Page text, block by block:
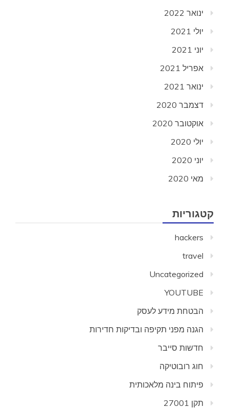
ינואר 2022
יולי 2021
יוני 2021
אפריל 2021
ינואר 2021
דצמבר 2020
אוקטובר 2020
יולי 2020
יוני 2020
מאי 2020
קטגוריות
hackers
travel
Uncategorized
YOUTUBE
הבטחת מידע לעסק
הגנה מפני תקיפה ובדיקות חדירות
חדשות סייבר
חוג רובוטיקה
פיתוח בינה מלאכותית
תקן 27001